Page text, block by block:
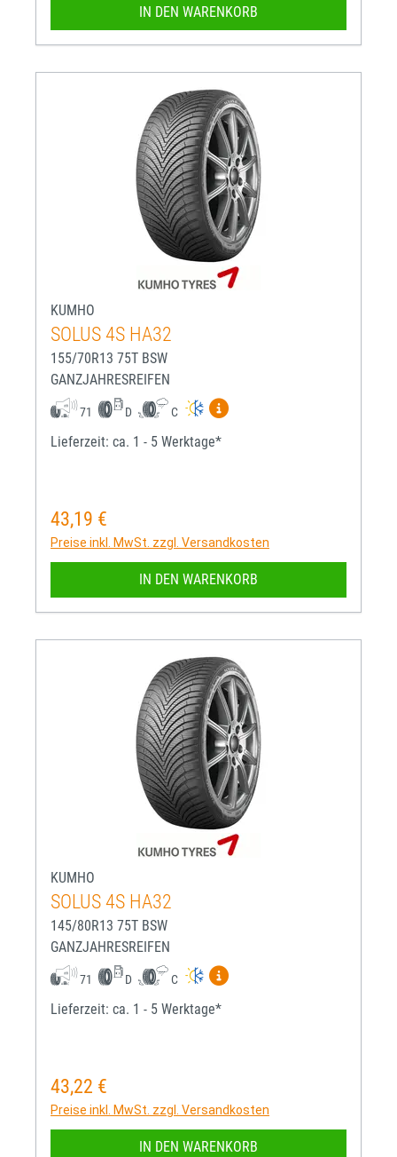
IN DEN WARENKORB
KUMHO
SOLUS 4S HA32
155/70R13 75T BSW
GANZJAHRESREIFEN
71 D C
Mehr Informationen zum
Lieferzeit: ca. 1 - 5 Werktage*
Regulärer Preis:
43,19 €
Preise inkl. MwSt. zzgl. Versandkosten
IN DEN WARENKORB
KUMHO
SOLUS 4S HA32
145/80R13 75T BSW
GANZJAHRESREIFEN
71 D C
Mehr Informationen zum
Lieferzeit: ca. 1 - 5 Werktage*
Regulärer Preis:
43,22 €
Preise inkl. MwSt. zzgl. Versandkosten
IN DEN WARENKORB